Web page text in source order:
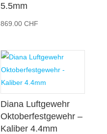
5.5mm
869.00CHF
Diana Luftgewehr
Oktoberfestgewehr –
Kaliber 4.4mm